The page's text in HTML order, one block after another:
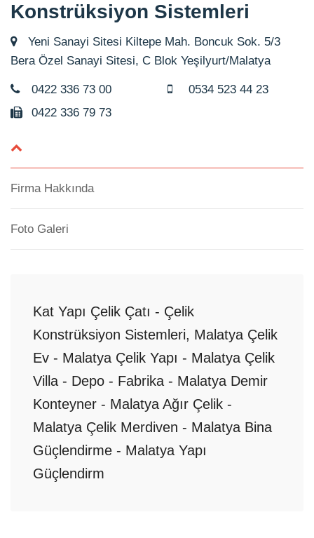
Konstrüksiyon Sistemleri
Yeni Sanayi Sitesi Kiltepe Mah. Boncuk Sok. 5/3
Bera Özel Sanayi Sitesi, C Blok Yeşilyurt/Malatya
0422 336 73 00
0534 523 44 23
0422 336 79 73
Firma Hakkında
Foto Galeri
Kat Yapı Çelik Çatı - Çelik
Konstrüksiyon Sistemleri, Malatya Çelik
Ev - Malatya Çelik Yapı - Malatya Çelik
Villa - Depo - Fabrika - Malatya Demir
Konteyner - Malatya Ağır Çelik -
Malatya Çelik Merdiven - Malatya Bina
Güçlendirme - Malatya Yapı
Güçlendirm